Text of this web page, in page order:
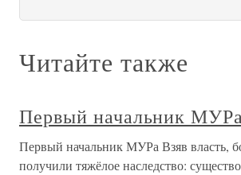
Читайте также
Первый начальник
Первый начальник МУРа Взяв власть,
получили тяжёлое наследство: